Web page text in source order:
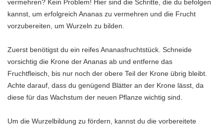
vermehren? Kein Problem! Hier sind die Schritte, die du befolgen
kannst, um erfolgreich Ananas zu vermehren und die Frucht
vorzubereiten, um Wurzeln zu bilden.
Zuerst benötigst du ein reifes Ananasfruchtstück. Schneide
vorsichtig die Krone der Ananas ab und entferne das
Fruchtfleisch, bis nur noch der obere Teil der Krone übrig bleibt.
Achte darauf, dass du genügend Blätter an der Krone lässt, da
diese für das Wachstum der neuen Pflanze wichtig sind.
Um die Wurzelbildung zu fördern, kannst du die vorbereitete